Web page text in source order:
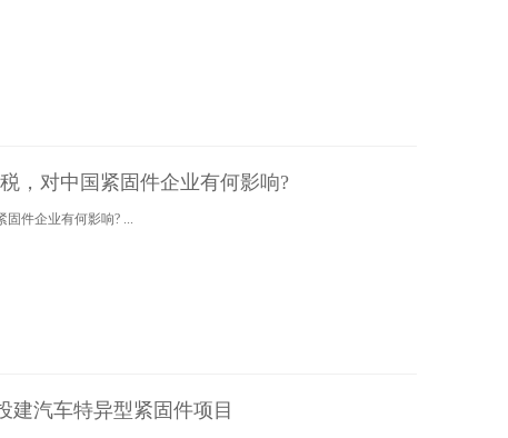
，对中国紧固件企业有何影响?
固件企业有何影响? ...
建汽车特异型紧固件项目